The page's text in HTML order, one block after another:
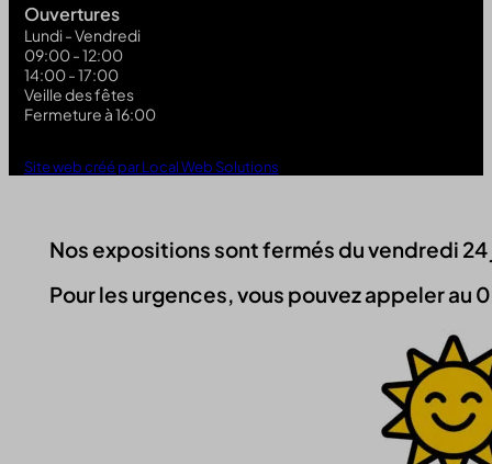
Ouvertures
Lundi - Vendredi
09:00 - 12:00
14:00 - 17:00
Veille des fêtes
Fermeture à 16:00
Site web créé par Local Web Solutions
Nos expositions sont fermés du vendredi 24
Pour les urgences, vous pouvez appeler au